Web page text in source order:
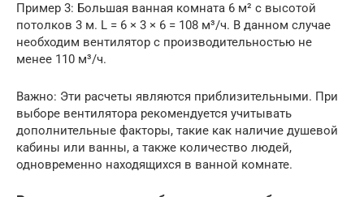
Пример 3: Большая ванная комната 6 м² с высотой
потолков 3 м. L = 6 × 3 × 6 = 108 м³/ч. В данном случае
необходим вентилятор с производительностью не
менее 110 м³/ч.
Важно: Эти расчеты являются приблизительными. При
выборе вентилятора рекомендуется учитывать
дополнительные факторы, такие как наличие душевой
кабины или ванны, а также количество людей,
одновременно находящихся в ванной комнате.